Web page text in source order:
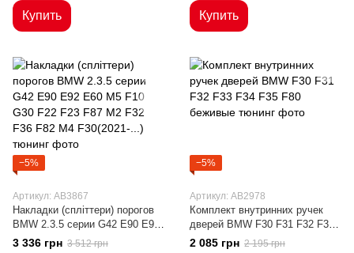
Купить Купить
−5%
Артикул: AB3867
Накладки (спліттери) порогов
BMW 2.3.5 серии G42 E90 E92
E60 M5 F10 G30 F22 F23 F87
3 336 грн 3 512 грн
−5%
Артикул: AB2978
Комплект внутринних ручек
дверей BMW F30 F31 F32 F33
F34 F35 F80 беживые
2 085 грн 2 195 грн